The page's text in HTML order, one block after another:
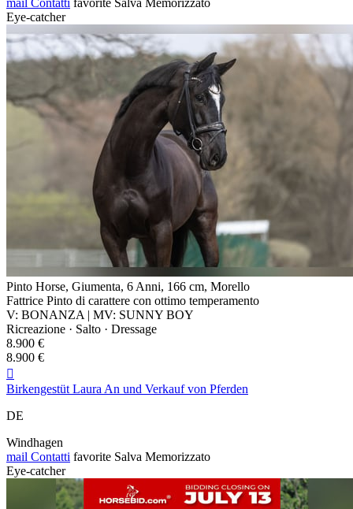
Eye-catcher
Pinto Horse, Giumenta, 6 Anni, 166 cm, Morello
Fattrice Pinto di carattere con ottimo temperamento
V: BONANZA | MV: SUNNY BOY
Ricreazione · Salto · Dressage
8.900 €
8.900 €

Birkengestüt Laura An und Verkauf von Pferden
DE
Windhagen
mail Contatti favorite Salva Memorizzato
Eye-catcher